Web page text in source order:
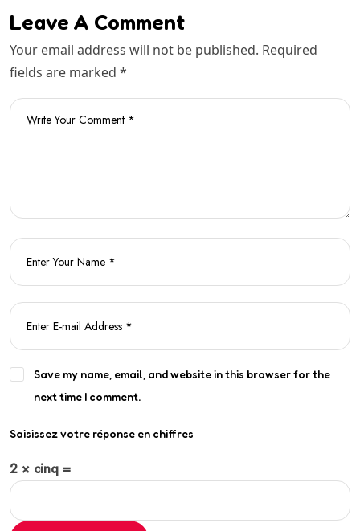
Leave A Comment
Your email address will not be published. Required
fields are marked *
Save my name, email, and website in this browser for the
next time I comment.
Saisissez votre réponse en chiffres
2 × cinq =